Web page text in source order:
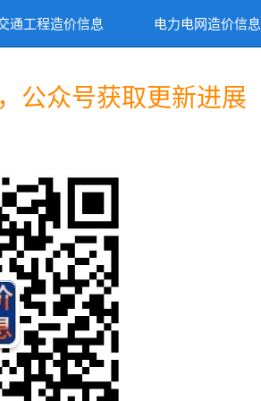
通工程造价信息 电力电网造价信息
公众号获取更新进展